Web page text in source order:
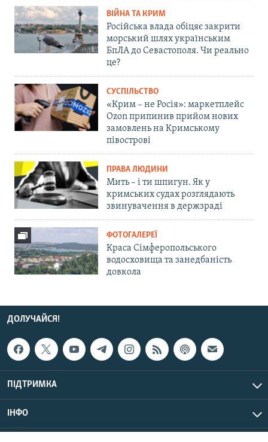
ВІЙНА ТА КРИМ
Російська влада обіцяє закрити
морський шлях українським
БпЛА до Севастополя. Чи реально
це?
СУСПІЛЬСТВО
«Крим – не Росія»: маркетплейс
Ozon припинив прийом нових
замовлень на Кримському
півострові
ПРАВА ЛЮДИНИ
Мить – і ти шпигун. Як у
кримських судах розглядають
звинувачення в держзраді
ФОТОГАЛЕРЕЇ
Краса Сімферопольського
водосховища та занедбаність
довкола
ДОЛУЧАЙСЯ!
ПІДТРИМКА
ІНФО